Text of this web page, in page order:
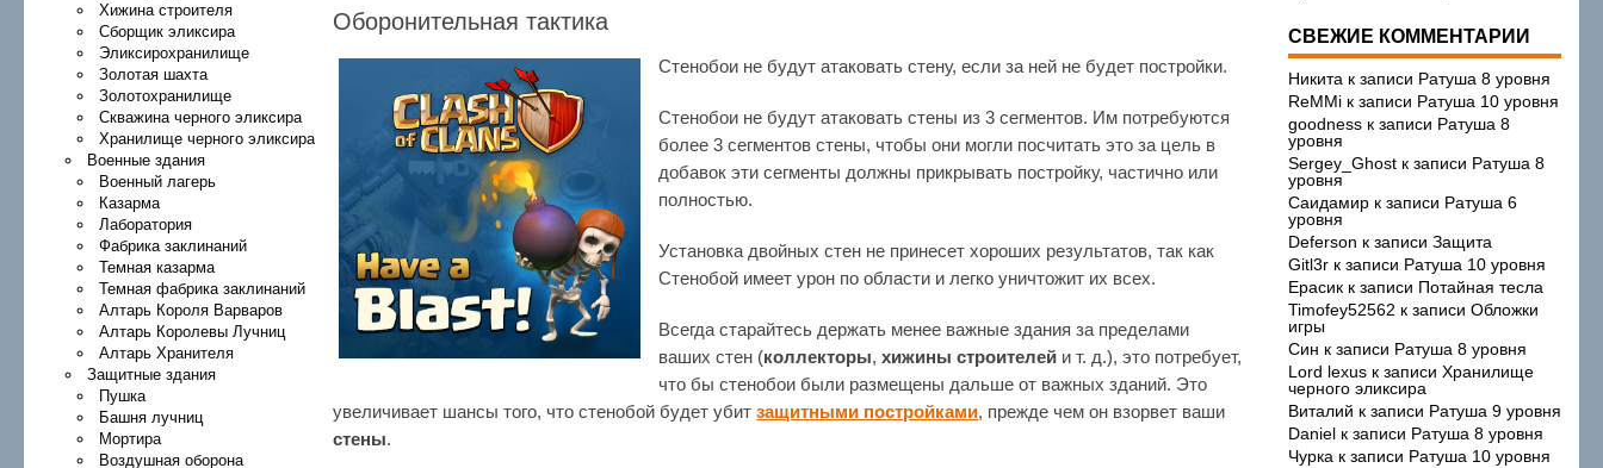
Хижина строителя
Сборщик эликсира
Эликсирохранилище
Золотая шахта
Золотохранилище
Скважина черного эликсира
Хранилище черного эликсира
Военные здания
Военный лагерь
Казарма
Лаборатория
Фабрика заклинаний
Темная казарма
Темная фабрика заклинаний
Алтарь Короля Варваров
Алтарь Королевы Лучниц
Алтарь Хранителя
Защитные здания
Пушка
Башня лучниц
Мортира
Воздушная оборона
Оборонительная тактика
Стенобои не будут атаковать стену, если за ней не будет постройки.
Стенобои не будут атаковать стены из 3 сегментов. Им потребуются
более 3 сегментов стены, чтобы они могли посчитать это за цель в
добавок эти сегменты должны прикрывать постройку, частично или
полностью.
Установка двойных стен не принесет хороших результатов, так как
Стенобой имеет урон по области и легко уничтожит их всех.
Всегда старайтесь держать менее важные здания за пределами
ваших стен (коллекторы, хижины строителейи т. д.), это потребует,
что бы стенобои были размещены дальше от важных зданий. Это
увеличивает шансы того, что стенобой будет убитзащитными постройками, прежде чем он взорвет ваши
стены.
СВЕЖИЕ КОММЕНТАРИИ
Никита к записи Ратуша 8 уровня
ReMMiк записи Ратуша 10 уровня
goodnessк записи Ратуша 8
уровня
Sergey_Ghostк записи Ратуша 8
уровня
Саидамирк записи Ратуша 6
уровня
Deferson к записи Защита
Gitl3rк записи Ратуша 10 уровня
Ерасикк записи Потайная тесла
Timofey52562 к записи Обложки
игры
Син к записи Ратуша 8 уровня
Lord lexusк записи Хранилище
черного эликсира
Виталий к записи Ратуша 9 уровня
Danielк записи Ратуша 8 уровня
Чурка к записи Ратуша 10 уровня